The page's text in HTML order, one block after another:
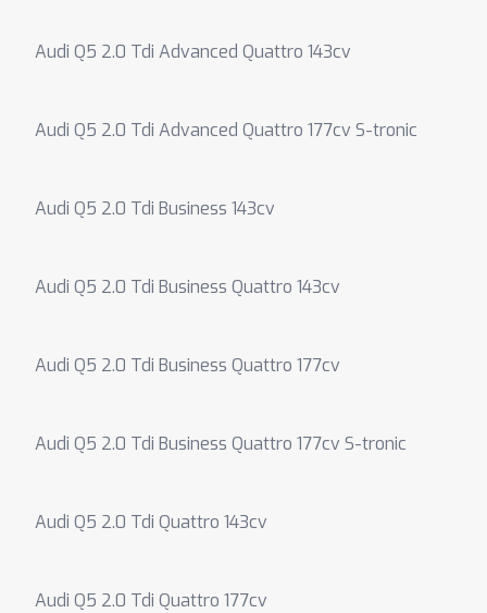
Audi Q5 2.0 Tdi Advanced Quattro 143cv
Audi Q5 2.0 Tdi Advanced Quattro 177cv S-tronic
Audi Q5 2.0 Tdi Business 143cv
Audi Q5 2.0 Tdi Business Quattro 143cv
Audi Q5 2.0 Tdi Business Quattro 177cv
Audi Q5 2.0 Tdi Business Quattro 177cv S-tronic
Audi Q5 2.0 Tdi Quattro 143cv
Audi Q5 2.0 Tdi Quattro 177cv